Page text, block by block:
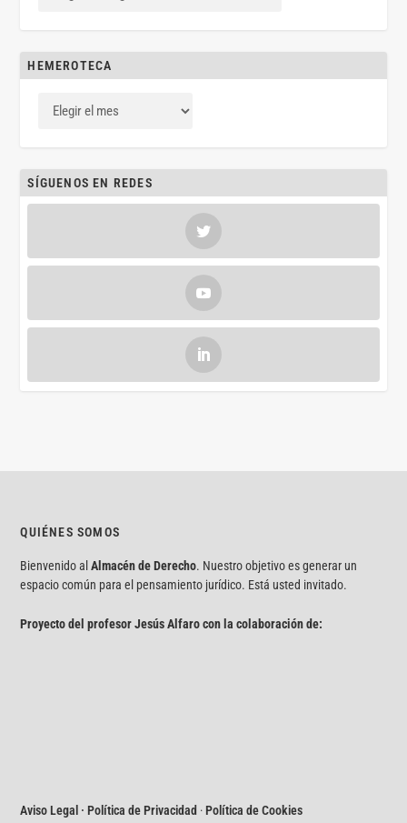
HEMEROTECA
SÍGUENOS EN REDES
QUIÉNES SOMOS
Bienvenido alAlmacén de Derecho. Nuestro objetivo es generar un
espacio común para el pensamiento jurídico. Está usted invitado.
Proyecto del profesor Jesús Alfaro con la colaboración de:
Aviso Legal · Política de Privacidad ·Política de Cookies